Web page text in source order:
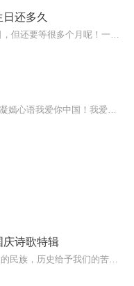
还多久
庆诗歌特辑